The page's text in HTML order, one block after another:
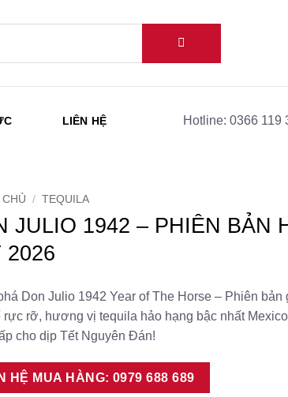
LIÊN HỆ Hotline: 0366 119
/ TEQUILA
JULIO 1942 – PHIÊN BẢN
2026
Don Julio 1942 Year of The Horse – Phiên
rực rỡ, hương vị tequila hảo hạng bậc nhất
cho dịp Tết Nguyên Đán!
HỆ MUA HÀNG: 0979 688 689